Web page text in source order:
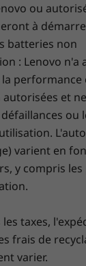
où que
en
5G (Sub-
type
connecté.
toute mise
les plus
5G en
au réseau
ne sont
selon la région/
ou
à
batteries non
: Lenovo n'a
performance
et
ou
varient en
y compris
taxes,
frais de
varier.